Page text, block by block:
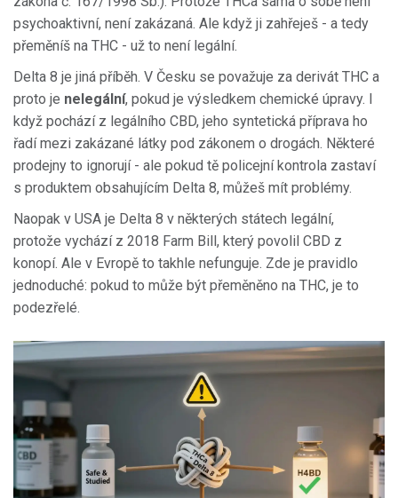
psychoaktivní, není zakázaná. Ale když ji zahřeješ - a tedy
přeměníš na THC - už to není legální.
Delta 8 je jiná příběh. V Česku se považuje za derivát THC a
proto je nelegální, pokud je výsledkem chemické úpravy. I
když pochází z legálního CBD, jeho syntetická příprava ho
řadí mezi zakázané látky pod zákonem o drogách. Některé
prodejny to ignorují - ale pokud tě policejní kontrola zastaví
s produktem obsahujícím Delta 8, můžeš mít problémy.
Naopak v USA je Delta 8 v některých státech legální,
protože vychází z 2018 Farm Bill, který povolil CBD z
konopí. Ale v Evropě to takhle nefunguje. Zde je pravidlo
jednoduché: pokud to může být přeměněno na THC, je to
podezřelé.